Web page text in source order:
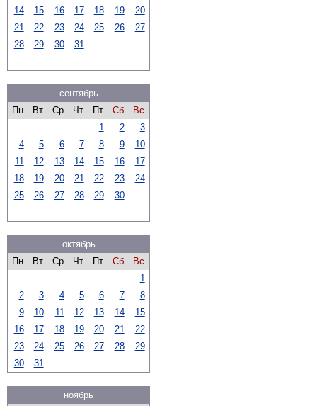
14
15 16 17 18 19
20
21
22 23 24 25 26
27
28
29 30 31
сентябрь
Пн
Вт Ср Чт Пт Сб
Вс
1
2
3
4
5 6 7 8 9
10
11
12 13 14 15 16
17
18
19 20 21 22 23
24
25
26 27 28 29 30
октябрь
Пн
Вт Ср Чт Пт Сб
Вс
1
2
3 4 5 6 7
8
9
10 11 12 13 14
15
16
17 18 19 20 21
22
23
24 25 26 27 28
29
30
31
ноябрь